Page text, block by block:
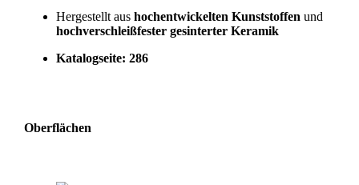
Hergestellt aus hochentwickelten Kunststoffen und
hochverschleißfester gesinterter Keramik
Katalogseite: 286
Oberflächen